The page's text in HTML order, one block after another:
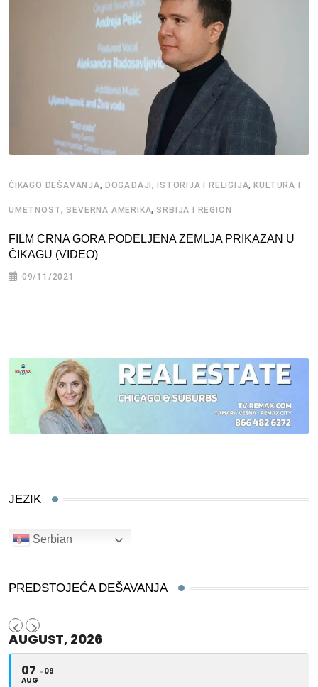
ČIKAGO DEŠAVANJA, DOGAĐAJI, ISTORIJA I RELIGIJA,KULTURA I
UMETNOST, SEVERNA AMERIKA, SRBIJA I REGION
FILM CRNA GORA PODELJENA ZEMLJA PRIKAZAN U
ČIKAGU (VIDEO)
09/11/2021
JEZIK
Serbian
PREDSTOJEĆA DEŠAVANJA
AUGUST, 2026
07
AUG
09